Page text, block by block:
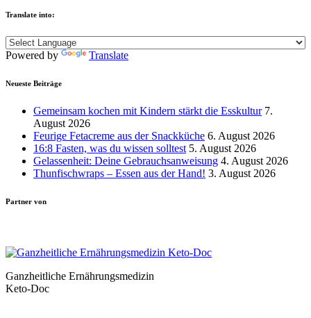
Translate into:
Powered by Translate
Neueste Beiträge
Gemeinsam kochen mit Kindern stärkt die Esskultur 7.
August 2026
Feurige Fetacreme aus der Snackküche 6. August 2026
16:8 Fasten, was du wissen solltest 5. August 2026
Gelassenheit: Deine Gebrauchsanweisung 4. August 2026
Thunfischwraps – Essen aus der Hand! 3. August 2026
Partner von
Ganzheitliche Ernährungsmedizin
Keto-Doc